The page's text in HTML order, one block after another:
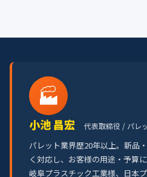
🏭
小池 昌宏 代表取締役 / パレ
パレット業界歴20年以上。新品
く対応し、お客様の用途・予算
岐阜プラスチック工業様、日本